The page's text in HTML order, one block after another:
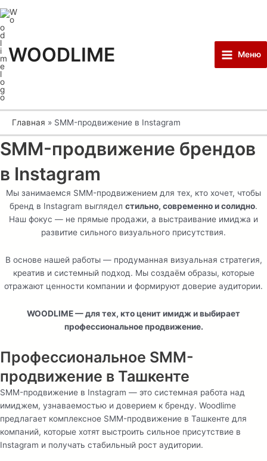
к
содержимому
WOODLIME Меню
Главная SMM-продвижение в Instagram
SMM-продвижение брендов
в Instagram
Мы занимаемся SMM-продвижением для тех, кто хочет, чтобы
бренд в Instagram выглядел стильно, современно и солидно.
Наш фокус — не прямые продажи, а выстраивание имиджа и
развитие сильного визуального присутствия.
В основе нашей работы — продуманная визуальная стратегия,
креатив и системный подход. Мы создаём образы, которые
отражают ценности компании и формируют доверие аудитории.
WOODLIME — для тех, кто ценит имидж и выбирает
профессиональное продвижение.
Профессиональное SMM-
продвижение в Ташкенте
SMM-продвижение в Instagram — это системная работа над
имиджем, узнаваемостью и доверием к бренду. Woodlime
предлагает комплексное SMM-продвижение в Ташкенте для
компаний, которые хотят выстроить сильное присутствие в
Instagram и получать стабильный рост аудитории.